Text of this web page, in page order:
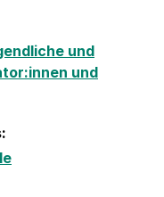
und
und